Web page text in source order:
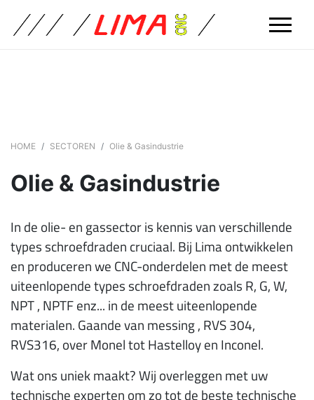
HOME SECTOREN Olie & Gasindustrie
Olie & Gasindustrie
In de olie- en gassector is kennis van verschillende
types schroefdraden cruciaal. Bij Lima ontwikkelen
en produceren we CNC-onderdelen met de meest
uiteenlopende types schroefdraden zoals R, G, W,
NPT , NPTF enz... in de meest uiteenlopende
materialen. Gaande van messing , RVS 304,
RVS316, over Monel tot Hastelloy en Inconel.
Wat ons uniek maakt? Wij overleggen met uw
technische experten om zo tot de beste technische